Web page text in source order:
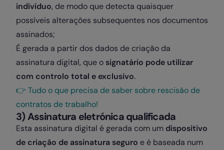
indivíduo, de modo que detecta quaisquer
possíveis alterações subsequentes nos documentos
assinados;
É gerada a partir dos dados de criação da
assinatura digital, que o signatário pode utilizar
com controlo total e exclusivo.
👉 Tudo o que precisa de saber sobre rescisão de
contratos de trabalho!
3) Assinatura eletrónica qualificada
Esta assinatura digital é gerada com um dispositivo
de criação de assinatura seguro e é baseada num